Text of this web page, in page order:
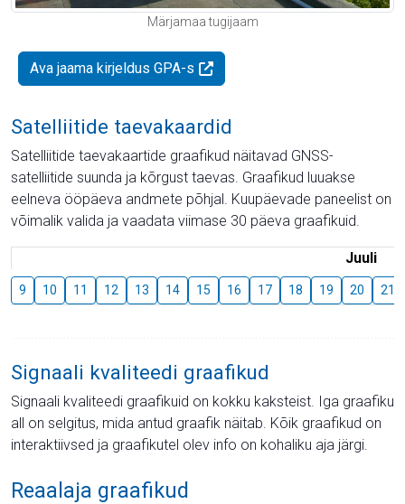
Märjamaa tugijaam
Ava jaama kirjeldus GPA-s
Satelliitide taevakaardid
Satelliitide taevakaartide graafikud näitavad GNSS-
satelliitide suunda ja kõrgust taevas. Graafikud luuakse
eelneva ööpäeva andmete põhjal. Kuupäevade paneelist on
võimalik valida ja vaadata viimase 30 päeva graafikuid.
Juuli
9 10 11 12 13 14 15 16 17 18 19 20 21
Signaali kvaliteedi graafikud
Signaali kvaliteedi graafikuid on kokku kaksteist. Iga graafiku
all on selgitus, mida antud graafik näitab. Kõik graafikud on
interaktiivsed ja graafikutel olev info on kohaliku aja järgi.
Reaalaja graafikud